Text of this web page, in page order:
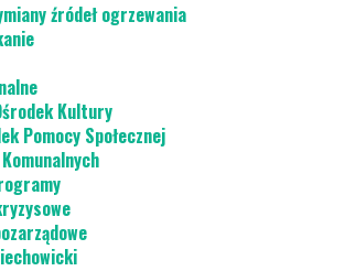
źródeł ogrzewania
Kultury
Pomocy Społecznej